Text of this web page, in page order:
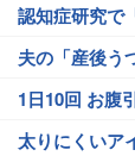
認知症研究で
夫の「産後う
1日10回 お腹
太りにくいア